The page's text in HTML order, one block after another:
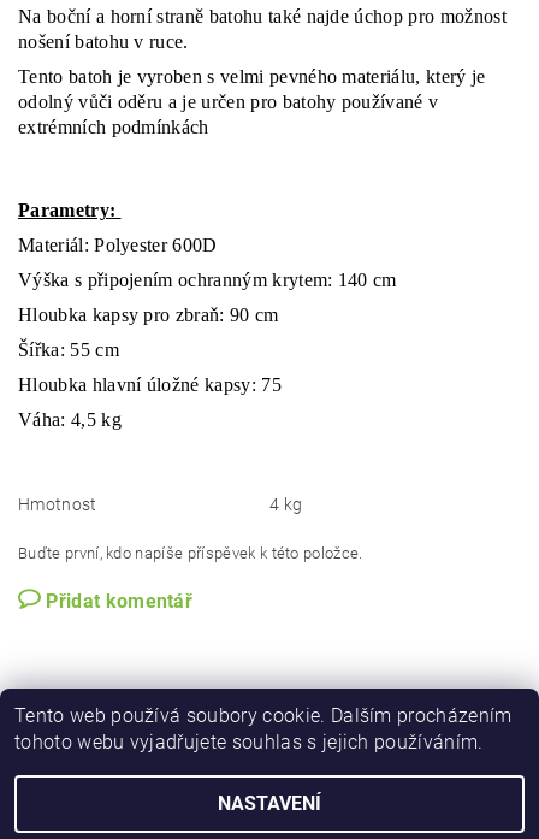
Na boční a horní straně batohu také najde úchop pro možnost
nošení batohu v ruce.
Tento batoh je vyroben s velmi pevného materiálu, který je
odolný vůči oděru a je určen pro batohy používané v
extrémních podmínkách
Parametry:
Materiál: Polyester 600D
Výška s připojením ochranným krytem: 140 cm
Hloubka kapsy pro zbraň: 90 cm
Šířka: 55 cm
Hloubka hlavní úložné kapsy: 75
Váha: 4,5 kg
Hmotnost 4 kg
Buďte první, kdo napíše příspěvek k této položce.
Přidat komentář
2026 © iforester.cz, všechna práva vyhrazenaUpravit nastavení cookies
Tento web používá soubory cookie. Dalším procházením
tohoto webu vyjadřujete souhlas s jejich používáním.
NASTAVENÍ